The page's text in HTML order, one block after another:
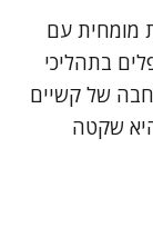
מומחית עם
בתהליכי
של קשיים
שקטה